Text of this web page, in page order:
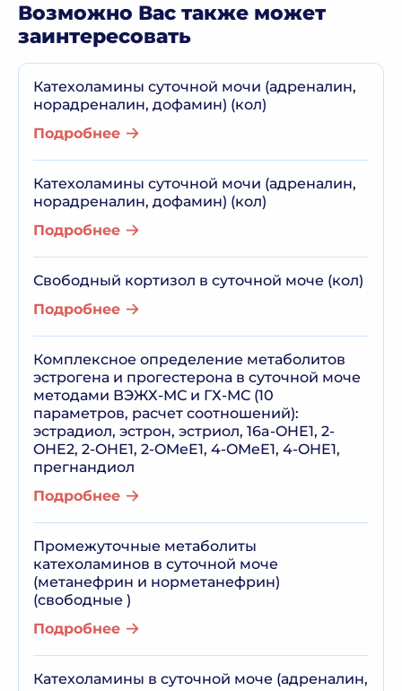
Возможно Вас также может
заинтересовать
Катехоламины суточной мочи (адреналин,
норадреналин, дофамин) (кол)
Подробнее
Катехоламины суточной мочи (адреналин,
норадреналин, дофамин) (кол)
Подробнее
Свободный кортизол в суточной моче (кол)
Подробнее
Комплексное определение метаболитов
эстрогена и прогестерона в суточной моче
методами ВЭЖХ-МС и ГХ-МС (10
параметров, расчет соотношений):
эстрадиол, эстрон, эстриол, 16a-OHE1, 2-
OHE2, 2-OHE1, 2-OMeE1, 4-OMeE1, 4-OHE1,
прегнандиол
Подробнее
Промежуточные метаболиты
катехоламинов в суточной моче
(метанефрин и норметанефрин)
(свободные )
Подробнее
Катехоламины в суточной моче (адреналин,